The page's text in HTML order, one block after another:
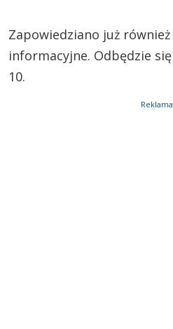
Zapowiedziano już
informacyjne. Odbędzie
10.
Reklama